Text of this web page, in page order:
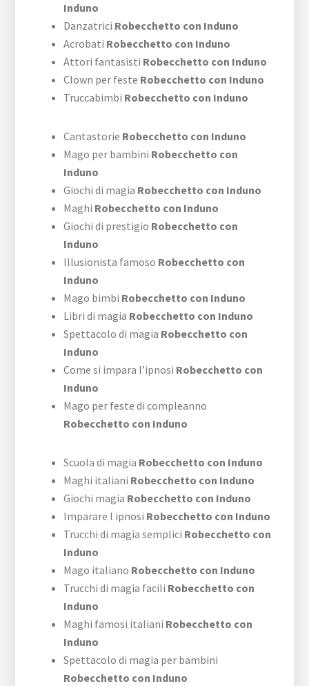
Induno
Danzatrici Robecchetto con Induno
Acrobati Robecchetto con Induno
Attori fantasisti Robecchetto con Induno
Clown per feste Robecchetto con Induno
Truccabimbi Robecchetto con Induno
Cantastorie Robecchetto con Induno
Mago per bambini Robecchetto con
Induno
Giochi di magia Robecchetto con Induno
Maghi Robecchetto con Induno
Giochi di prestigio Robecchetto con
Induno
Illusionista famoso Robecchetto con
Induno
Mago bimbi Robecchetto con Induno
Libri di magia Robecchetto con Induno
Spettacolo di magia Robecchetto con
Induno
Come si impara l’ipnosi Robecchetto con
Induno
Mago per feste di compleanno
Robecchetto con Induno
Scuola di magia Robecchetto con Induno
Maghi italiani Robecchetto con Induno
Giochi magia Robecchetto con Induno
Imparare l ipnosi Robecchetto con Induno
Trucchi di magia semplici Robecchetto con
Induno
Mago italiano Robecchetto con Induno
Trucchi di magia facili Robecchetto con
Induno
Maghi famosi italiani Robecchetto con
Induno
Spettacolo di magia per bambini
Robecchetto con Induno